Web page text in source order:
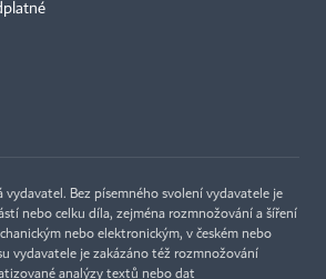
vydavatel. Bez písemného svolení vydavatele je
nebo celku díla, zejména rozmnožování a šíření
nebo elektronickým, v českém nebo
vydavatele je zakázáno též rozmnožování
analýzy textů nebo dat